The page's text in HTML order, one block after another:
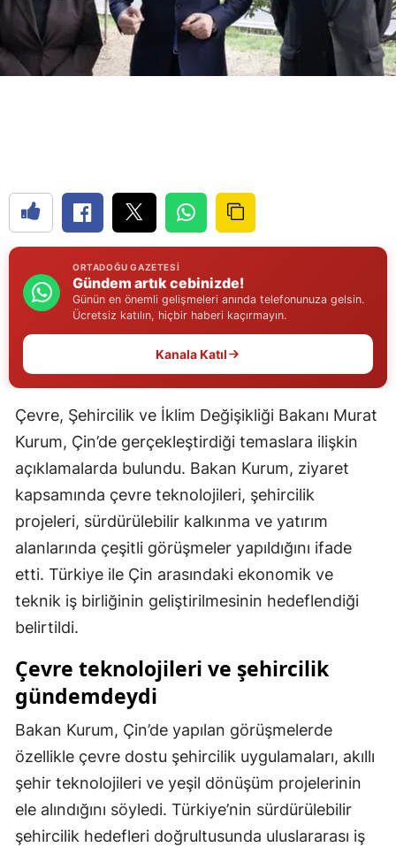
Çorum
Erzincan
Eskişehir
Gaziantep
Giresun
Gümüşhane
Hakkari
Isparta
Mersin
İstanbul
İzmir
Kastamonu
Kırklareli
Kırşehir
Kocaeli
ORTADOĞU GAZETESI
Gündem artık cebinizde!
Günün en önemli gelişmeleri anında telefonunuza gelsin.
Ücretsiz katılın, hiçbir haberi kaçırmayın.
Kanala Katıl
Çevre, Şehircilik ve İklim Değişikliği Bakanı Murat
Kurum, Çin’de gerçekleştirdiği temaslara ilişkin
açıklamalarda bulundu. Bakan Kurum, ziyaret
kapsamında çevre teknolojileri, şehircilik
projeleri, sürdürülebilir kalkınma ve yatırım
alanlarında çeşitli görüşmeler yapıldığını ifade
etti. Türkiye ile Çin arasındaki ekonomik ve
teknik iş birliğinin geliştirilmesinin hedeflendiği
belirtildi.
Çevre teknolojileri ve şehircilik
gündemdeydi
Bakan Kurum, Çin’de yapılan görüşmelerde
özellikle çevre dostu şehircilik uygulamaları, akıllı
şehir teknolojileri ve yeşil dönüşüm projelerinin
ele alındığını söyledi. Türkiye’nin sürdürülebilir
şehircilik hedefleri doğrultusunda uluslararası iş